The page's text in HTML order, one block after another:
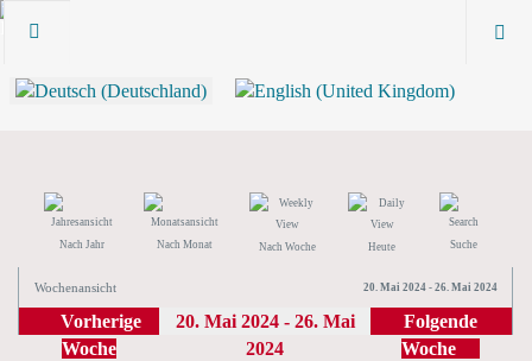
Nach Jahr Nach Monat Nach Woche Heute Suche
Wochenansicht 20. Mai 2024 - 26. Mai 2024
Vorherige
Woche
20. Mai 2024 - 26. Mai
2024
Folgende
Woche